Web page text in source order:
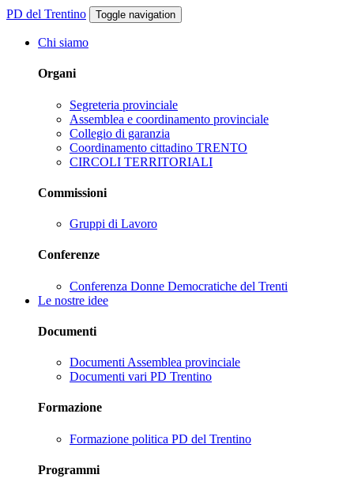
PD del Trentino Toggle navigation
Chi siamo
Organi
Segreteria provinciale
Assemblea e coordinamento provinciale
Collegio di garanzia
Coordinamento cittadino TRENTO
CIRCOLI TERRITORIALI
Commissioni
Gruppi di Lavoro
Conferenze
Conferenza Donne Democratiche del Trenti
Le nostre idee
Documenti
Documenti Assemblea provinciale
Documenti vari PD Trentino
Formazione
Formazione politica PD del Trentino
Programmi